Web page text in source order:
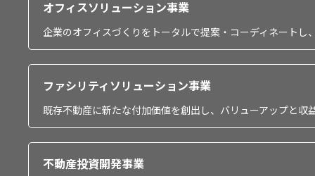
オフィスソリューション事業
企業のオフィスづくりをトータルで提案・コーディネート
ファシリティソリューション事業
既存不動産に新たな付加価値を創出し、バリューアップと収
不動産投資開発事業